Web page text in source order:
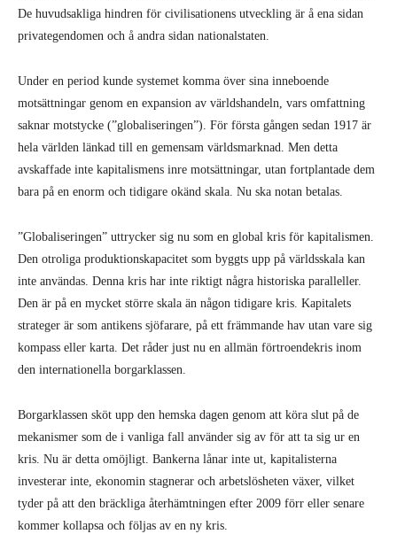
De huvudsakliga hindren för civilisationens utveckling är å ena sidan
privategendomen och å andra sidan nationalstaten.
Under en period kunde systemet komma över sina inneboende
motsättningar genom en expansion av världshandeln, vars omfattning
saknar motstycke (”globaliseringen”). För första gången sedan 1917 är
hela världen länkad till en gemensam världsmarknad. Men detta
avskaffade inte kapitalismens inre motsättningar, utan fortplantade dem
bara på en enorm och tidigare okänd skala. Nu ska notan betalas.
”Globaliseringen” uttrycker sig nu som en global kris för kapitalismen.
Den otroliga produktionskapacitet som byggts upp på världsskala kan
inte användas. Denna kris har inte riktigt några historiska paralleller.
Den är på en mycket större skala än någon tidigare kris. Kapitalets
strateger är som antikens sjöfarare, på ett främmande hav utan vare sig
kompass eller karta. Det råder just nu en allmän förtroendekris inom
den internationella borgarklassen.
Borgarklassen sköt upp den hemska dagen genom att köra slut på de
mekanismer som de i vanliga fall använder sig av för att ta sig ur en
kris. Nu är detta omöjligt. Bankerna lånar inte ut, kapitalisterna
investerar inte, ekonomin stagnerar och arbetslösheten växer, vilket
tyder på att den bräckliga återhämtningen efter 2009 förr eller senare
kommer kollapsa och följas av en ny kris.